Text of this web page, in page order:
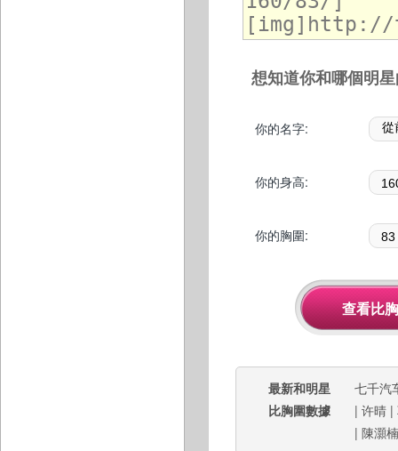
想知道你和哪個明
你的名字:
你的身高:
你的胸圍:
最新和明星
比胸圍數據
七千汽
| 许晴 |
| 陳灝楠